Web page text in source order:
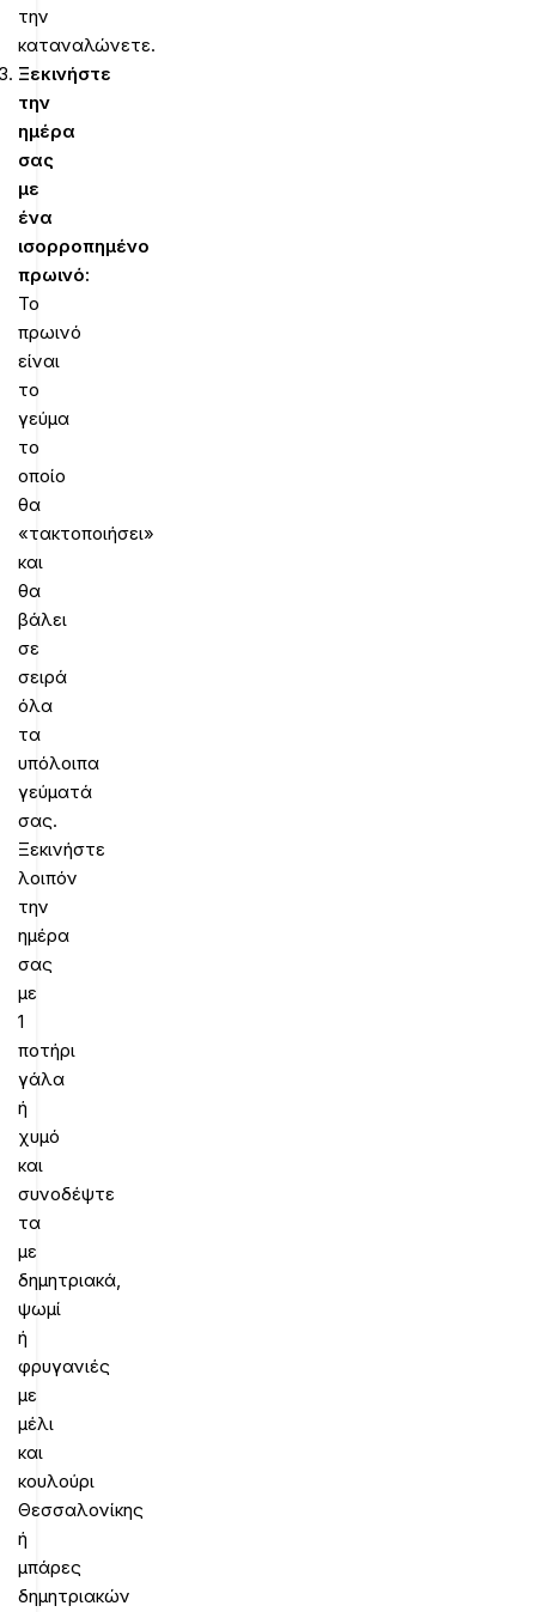
την
καταναλώνετε.
Ξεκινήστε
την
ημέρα
σας
με
ένα
ισορροπημένο
πρωινό:
Το
πρωινό
είναι
το
γεύμα
το
οποίο
θα
«τακτοποιήσει»
και
θα
βάλει
σε
σειρά
όλα
τα
υπόλοιπα
γεύματά
σας.
Ξεκινήστε
λοιπόν
την
ημέρα
σας
με
1
ποτήρι
γάλα
ή
χυμό
και
συνοδέψτε
τα
με
δημητριακά,
ψωμί
ή
φρυγανιές
με
μέλι
και
κουλούρι
Θεσσαλονίκης
ή
μπάρες
δημητριακών